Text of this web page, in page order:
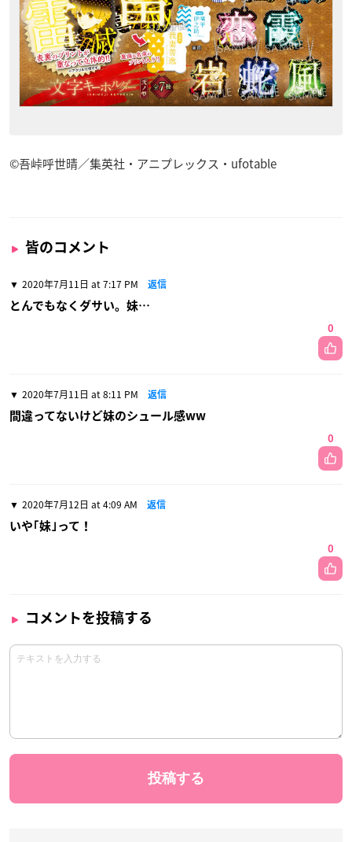
©吾峠呼世晴／集英社・アニプレックス・ufotable
皆のコメント
2020年7月11日 at 7:17 PM 返信
とんでもなくダサい。妹…
0
2020年7月11日 at 8:11 PM 返信
間違ってないけど妹のシュール感ww
0
2020年7月12日 at 4:09 AM 返信
いや｢妹｣って！
0
コメントを投稿する